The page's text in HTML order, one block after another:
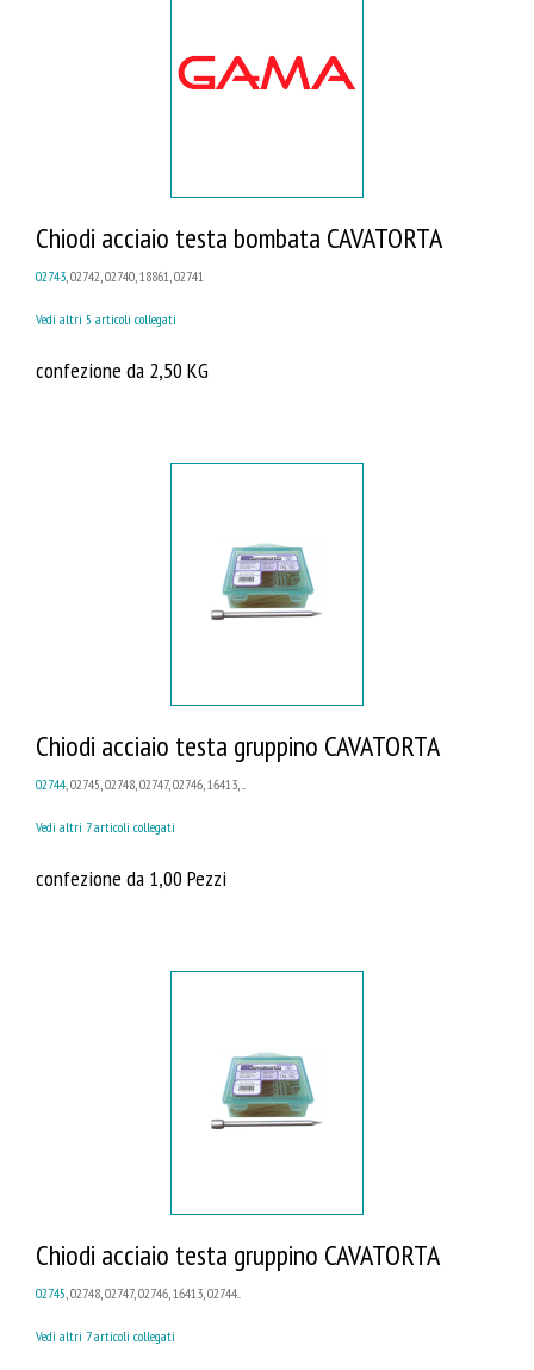
Chiodi acciaio testa bombata CAVATORTA
02743 , 02742, 02740, 18861, 02741
Vedi altri 5 articoli collegati
confezione da 2,50 KG
Chiodi acciaio testa gruppino CAVATORTA
02744, 02745, 02748, 02747, 02746, 16413, ...
Vedi altri 7 articoli collegati
confezione da 1,00 Pezzi
Chiodi acciaio testa gruppino CAVATORTA
02745 , 02748, 02747, 02746, 16413, 02744...
Vedi altri 7 articoli collegati